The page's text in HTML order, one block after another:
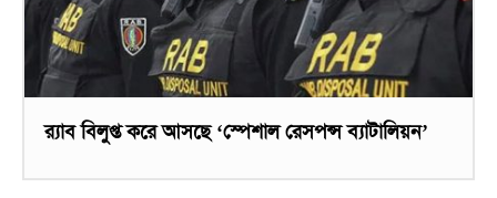
র‌্যাব বিলুপ্ত করে আসছে ‘স্পেশাল রেসপন্স ব্যাটালিয়ন’